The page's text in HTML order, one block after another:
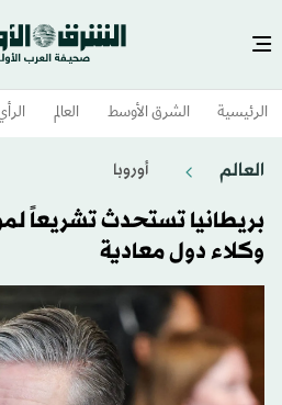
الرئيسية الشرق الأوسط​ العالم
العالم أوروبا
بريطانيا تستحدث تشريعاً
وكلاء دول معادية